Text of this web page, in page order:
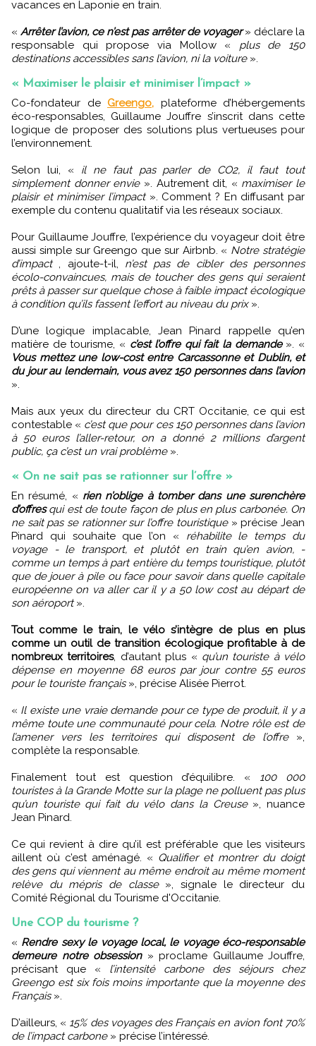
vacances en Laponie en train.
«Arrêter l’avion, ce n’est pas arrêter de voyager» déclare la
responsable qui propose via Mollow « plus de 150
destinations accessibles sans l’avion, ni la voiture».
« Maximiser le plaisir et minimiser l’impact »
Co-fondateur de Greengo, plateforme d’hébergements
éco-responsables, Guillaume Jouffre s’inscrit dans cette
logique de proposer des solutions plus vertueuses pour
l’environnement.
Selon lui, « il ne faut pas parler de CO2, il faut tout
simplement donner envie». Autrement dit, « maximiser le
plaisir et minimiser l’impact». Comment ? En diffusant par
exemple du contenu qualitatif via les réseaux sociaux.
Pour Guillaume Jouffre, l’expérience du voyageur doit être
aussi simple sur Greengo que sur Airbnb. « Notre stratégie
d’impact, ajoute-t-il, n’est pas de cibler des personnes
écolo-convaincues, mais de toucher des gens qui seraient
prêts à passer sur quelque chose à faible impact écologique
à condition qu’ils fassent l’effort au niveau du prix».
D’une logique implacable, Jean Pinard rappelle qu’en
matière de tourisme, « c’est l’offre qui fait la demande ». «
Vous mettez une low-cost entre Carcassonne et Dublin, et
du jour au lendemain, vous avez 150 personnes dans l’avion
».
Mais aux yeux du directeur du CRT Occitanie, ce qui est
contestable « c’est que pour ces 150 personnes dans l’avion
à 50 euros l’aller-retour, on a donné 2 millions d’argent
public, ça c’est un vrai problème».
« On ne sait pas se rationner sur l’offre »
En résumé, « rien n’oblige à tomber dans une surenchère
d’offresqui est de toute façon de plus en plus carbonée. On
ne sait pas se rationner sur l’offre touristique» précise Jean
Pinard qui souhaite que l’on « réhabilite le temps du
voyage - le transport, et plutôt en train qu’en avion, -
comme un temps à part entière du temps touristique, plutôt
que de jouer à pile ou face pour savoir dans quelle capitale
européenne on va aller car il y a 50 low cost au départ de
son aéroport».
Tout comme le train, le vélo s’intègre de plus en plus
comme un outil de transition écologique profitable à de
nombreux territoires, d’autant plus « qu’un touriste à vélo
dépense en moyenne 68 euros par jour contre 55 euros
pour le touriste français», précise Alisée Pierrot.
« Il existe une vraie demande pour ce type de produit, il y a
même toute une communauté pour cela. Notre rôle est de
l’amener vers les territoires qui disposent de l’offre»,
complète la responsable.
Finalement tout est question d’équilibre. «
100 000
touristes à la Grande Motte sur la plage ne polluent pas plus
qu’un touriste qui fait du vélo dans la Creuse», nuance
Jean Pinard.
Ce qui revient à dire qu’il est préférable que les visiteurs
aillent où c’est aménagé. « Qualifier et montrer du doigt
des gens qui viennent au même endroit au même moment
relève du mépris de classe», signale le directeur du
Comité Régional du Tourisme d'Occitanie.
Une COP du tourisme ?
« Rendre sexy le voyage local, le voyage éco-responsable
demeure notre obsession» proclame Guillaume Jouffre,
précisant que « l’intensité carbone des séjours chez
Greengo est six fois moins importante que la moyenne des
Français».
D’ailleurs, « 15% des voyages des Français en avion font 70%
de l’impact carbone» précise l’intéressé.